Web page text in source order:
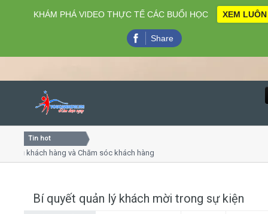
Close
Home
Tin hot
hàng và Chăm sóc khách hàng chuyên nghiệp
Bí quyết quản lý khách mời trong sự kiện
KHÁM PHÁ VIDEO THỰC TẾ CÁC BUỔI HỌC XEM LUÔN
Share